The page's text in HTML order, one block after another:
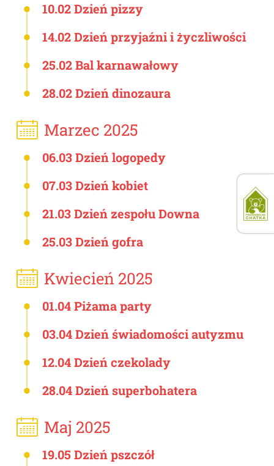
10.02 Dzień pizzy
14.02 Dzień przyjaźni i życzliwości
25.02 Bal karnawałowy
28.02 Dzień dinozaura
Marzec 2025
06.03 Dzień logopedy
07.03 Dzień kobiet
21.03 Dzień zespołu Downa
25.03 Dzień gofra
Kwiecień 2025
01.04 Piżama party
03.04 Dzień świadomości autyzmu
12.04 Dzień czekolady
28.04 Dzień superbohatera
Maj 2025
19.05 Dzień pszczół